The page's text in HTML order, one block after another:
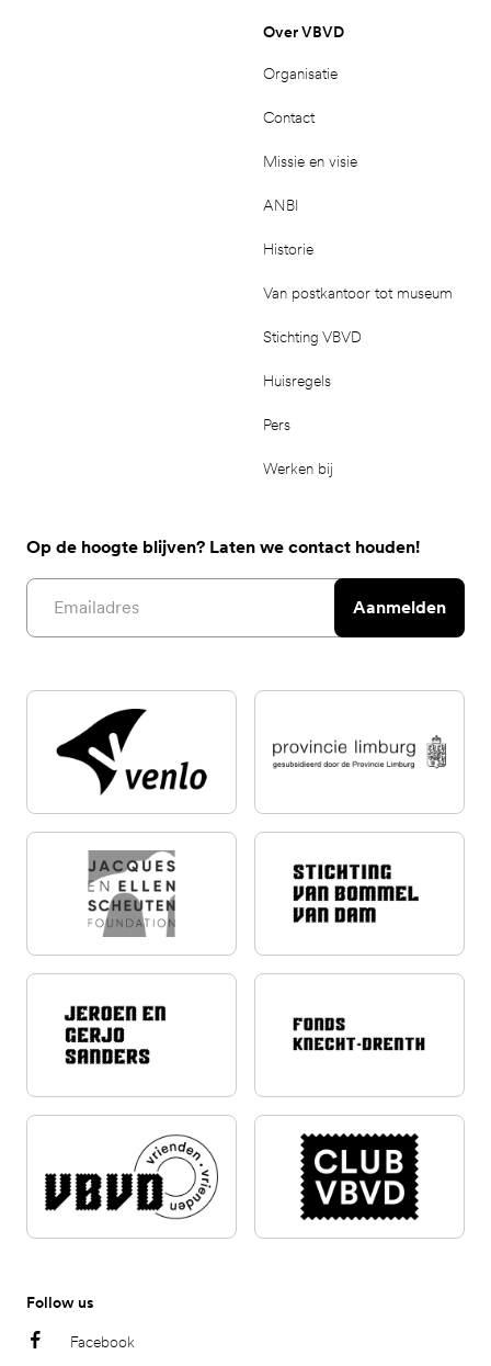
Over VBVD
Organisatie
Contact
Missie en visie
ANBI
Historie
Van postkantoor tot museum
Stichting VBVD
Huisregels
Pers
Werken bij
Op de hoogte blijven? Laten we contact houden!
Email address
Aanmelden
Follow us
Facebook